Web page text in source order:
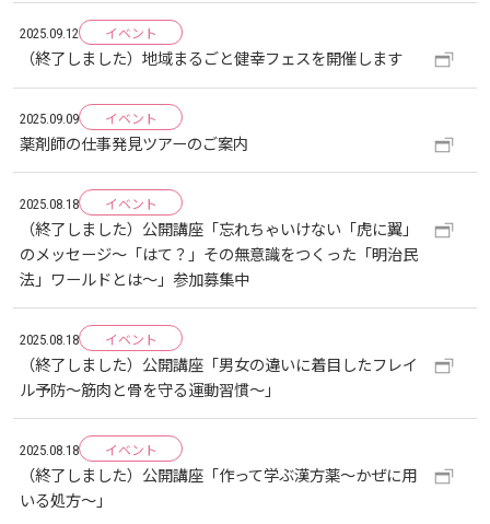
カリキュラム・ポリシー（2016～2019年度保健医
カリキュラム・ポリシー（2016～2019年度心理・
薬・医療栄養）
カリキュラム・ポリシー（2015年度以前入学生）
ディプロマ・ポリシー（2016～2019年度入学生）
ディプロマ・ポリシー（2015年度以前入学生）
大学院ディプロマ・ポリシー（2024年度入学生）
大学院ディプロマ・ポリシー（2021～2023年度入
学生）
大学院ディプロマ・ポリシー（2020年度以前入学
生）
学長メッセージ
大学章と大学旗
UI（ユニバーシティ・アイデンティティ）
大学歌
学園・姉妹校のご案内
臨床教授制度について
教職課程について
自己点検・評価
大学機関別認証評価
薬学部薬学科の自己点検・評価について
自己評価書
大学院実践臨床心理学専攻 自己点検・評価報告書
大学院薬学研究科 自己点検・評価報告書
文部科学省への設置認可・届出書類・履行状況報
告書
高等教育の修学支援新制度
ガバナンス・コード
受講生授業アンケート結果
卒業生・進路先 調査結果
宿泊施設
東広島キャンパス
呉キャンパス
基盤教育センター
基盤教育センターでの教育活動・概要
講座のご案内
広国ドリル
入学予定者へのお知らせ
合格者の方へのメッセージ
入学準備学習プログラム
専門職連携教育センター
広国IPEとは
広国IPEの授業について
広国IPE用語集
情報メディアラーニングセンター
情報端末の必携化について
ICTサポート
図書館
図書館概要
利用案内
利用案内（学外利用者）
情報センター
学内ネットワークの概要
東広島キャンパス
ラーニング・コモンズ
トレーニングルーム
研究倫理
連携・協定について
研究情報の公開について（オプトアウト）
子ども向け体験講座 過去の開講コース
科目等履修生制度
広島国際大学Town＆Gownoffice東広島
健幸ステーション
広国市民大学
広国市民大学とは
広国市民大学（市民カレッジ）学生募集
広国市民大学（地域交流カレッジ）学生募集
広国市民大学 過去の開講コース
しあわせ健康センター
大学見学・体験をご希望の方（一般の団体様）
地域連携に関するご意見募集
学生短期海外研修
海外専門研修
国際交流イベント
アジア介護・福祉教育研修センター
JP（日本語）
2025.09.12 イベント
（終了しました）地域まるごと健幸フェスを開催します
2025.09.09 イベント
薬剤師の仕事発見ツアーのご案内
2025.08.18 イベント
（終了しました）公開講座「忘れちゃいけない「虎に翼」
のメッセージ〜「はて？」その無意識をつくった「明治⺠
法」ワールドとは〜」参加募集中
2025.08.18 イベント
（終了しました）公開講座「男女の違いに着目したフレイ
ル予防〜筋肉と骨を守る運動習慣〜」
2025.08.18 イベント
（終了しました）公開講座「作って学ぶ漢方薬～かぜに用
いる処方～」
2015
2014
2013
2012
2011
2010
2009